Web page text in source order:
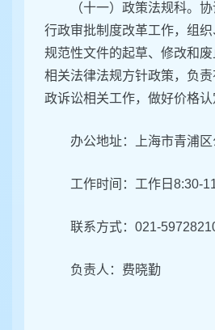
（十一）政策法规科。
行政审批制度改革工作，组
规范性文件的起草、修改和
相关法律法规方针政策，负
政诉讼相关工作，做好价格认
办公地址： 上海市青浦区
工作时间：工作日8:30-
联系方式：021-
负责人：费晓勤